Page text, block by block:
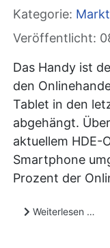
Kategorie: Markt
Veröffentlicht:
Das Handy ist
den
Tablet in den
abgehängt.
aktuellem HDE-
Smartphone
Prozent der
Weiterlesen …